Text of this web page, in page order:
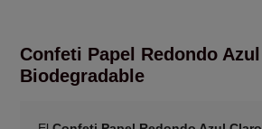
Confeti Papel Redondo
Biodegradable